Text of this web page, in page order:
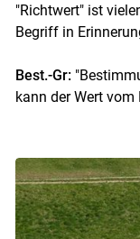
"Richtwert" ist
Begriff in
Best.-Gr:
kann der Wert